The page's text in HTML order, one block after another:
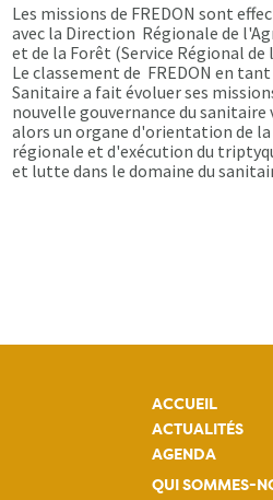
Les missions de FREDON sont
avec la Direction Régionale de
et de la Forêt (Service Régional
Le classement de FREDON en
Sanitaire a fait évoluer ses
nouvelle gouvernance du sanitaire
alors un organe d'orientation de
régionale et d'exécution du
et lutte dans le domaine du
ACCUEIL
ACTUALITÉS
AGENDA
QUI SOMMES-